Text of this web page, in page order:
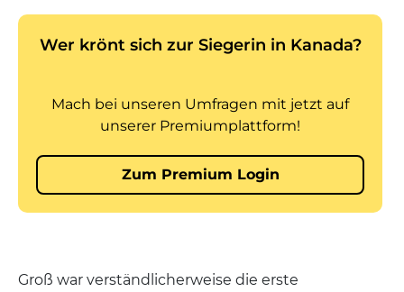
Groß war verständlicherweise die erste